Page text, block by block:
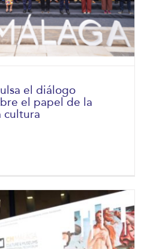
el diálogo
el papel de la
cultura